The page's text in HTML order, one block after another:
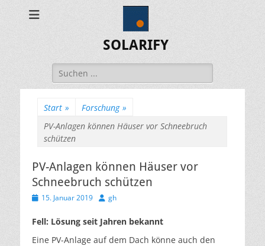
SOLARIFY
Suchen
nach:
Start » Forschung »
PV-Anlagen können Häuser vor Schneebruch
schützen
PV-Anlagen können Häuser vor
Schneebruch schützen
Veröffentlicht
15. Januar 2019 Autor
gh
Fell: Lösung seit Jahren bekannt
Eine PV-Anlage auf dem Dach könne auch den